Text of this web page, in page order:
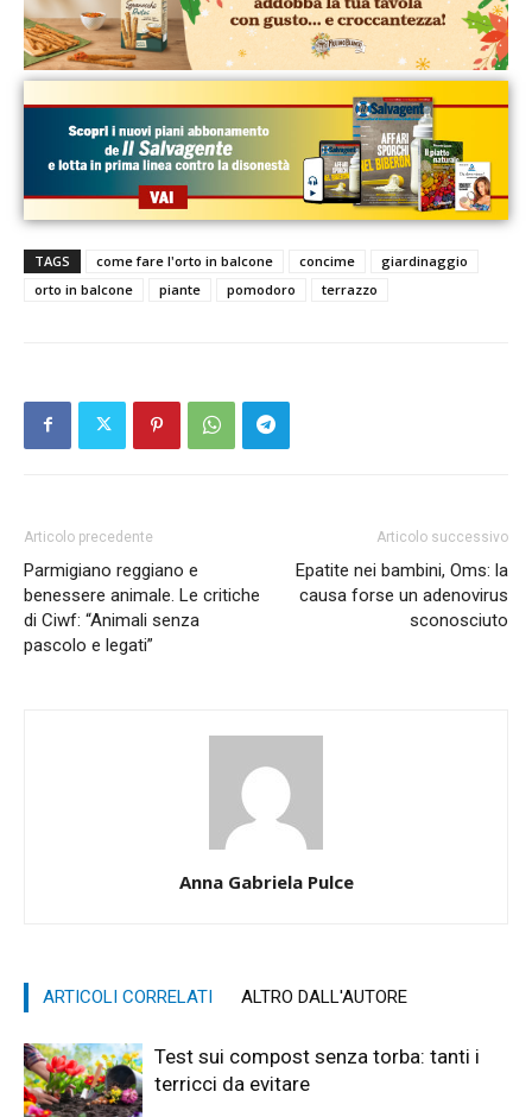
TAGS come fare l'orto in balcone concime
giardinaggio
orto in balcone
piante pomodoro terrazzo
Articolo precedente
Parmigiano reggiano e
benessere animale. Le critiche
di Ciwf: “Animali senza
pascolo e legati”
Articolo successivo
Epatite nei bambini, Oms: la
causa forse un adenovirus
sconosciuto
Anna Gabriela Pulce
ARTICOLI CORRELATI ALTRO DALL'AUTORE
Test sui compost senza torba: tanti i
terricci da evitare